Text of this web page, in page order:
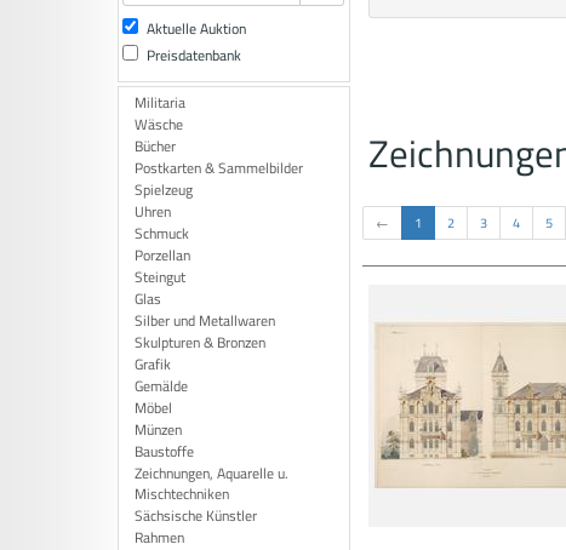
Aktuelle Auktion
Preisdatenbank
Militaria
Wäsche
Bücher
Postkarten & Sammelbilder
Spielzeug
Uhren
Schmuck
Porzellan
Steingut
Glas
Silber und Metallwaren
Skulpturen & Bronzen
Grafik
Gemälde
Möbel
Münzen
Baustoffe
Zeichnungen, Aquarelle u.
Mischtechniken
Sächsische Künstler
Rahmen
← 1 2 3 4 5